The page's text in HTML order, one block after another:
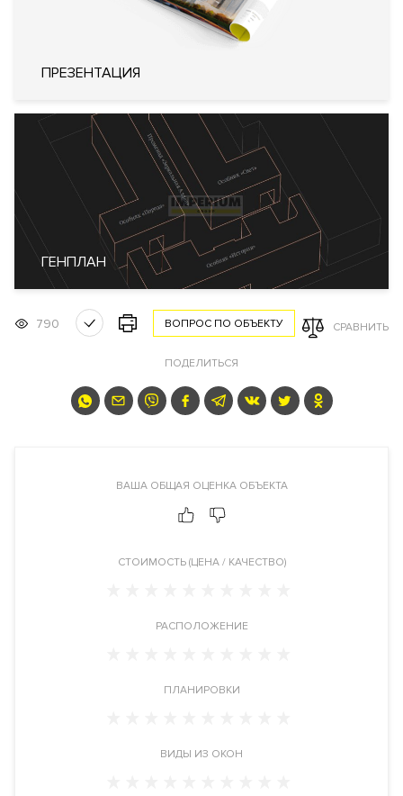
ThyssenKrupp (Германия)
Описание
Преимущества дома
Клубные малоквартирные корпуса. Фитнес-центр. Детский
сад и спа-салон в доме. Возможно купить апартаменты и
пентхаусы с высокими потолками и террасами. Все
апартаменты сдаются с дизайнерской отделкой.
Интеллектуальная система управления "Умный дом".
Видовые характеристики
С верхних этажей апартаментов и пентхаусов открываются
панорамные виды на старую Москву иКремль
Жилой комплекс расположен в Тверском районе ЦАО,
Инфраструктура в доме
. Spa-салон. Круглосуточная служба консьерж-
малошумные лифты ThyssenKrupp. Автоматизированная
ПРЕЗЕНТАЦИЯ
ГЕНПЛАН
790 ВОПРОС ПО ОБЪЕКТУ СРАВНИТЬ
ПОДЕЛИТЬСЯ
ВАША ОБЩАЯ ОЦЕНКА ОБЪЕКТА
CТОИМОСТЬ (ЦЕНА / КАЧЕСТВО)
РАСПОЛОЖЕНИЕ
ПЛАНИРОВКИ
ВИДЫ ИЗ ОКОН